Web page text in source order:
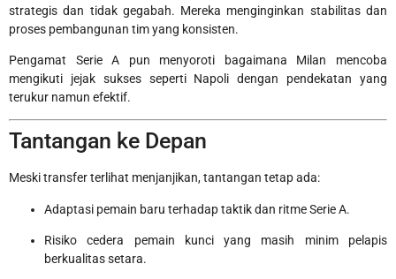
strategis dan tidak gegabah. Mereka menginginkan stabilitas dan
proses pembangunan tim yang konsisten.
Pengamat Serie A pun menyoroti bagaimana Milan mencoba
mengikuti jejak sukses seperti Napoli dengan pendekatan yang
terukur namun efektif.
Tantangan ke Depan
Meski transfer terlihat menjanjikan, tantangan tetap ada:
Adaptasi pemain baru terhadap taktik dan ritme Serie A.
Risiko cedera pemain kunci yang masih minim pelapis
berkualitas setara.